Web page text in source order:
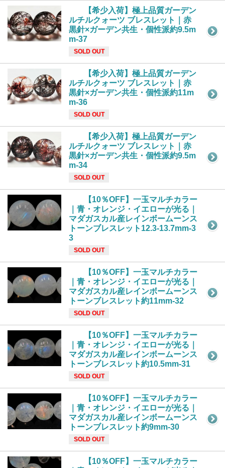
【希少入荷】極上品質ガーデン
ルチルクォーツ ブレスレット｜赤
黒針×ガーデン共生・個性派約9.5m
m-37
SOLD OUT
【希少入荷】極上品質ガーデン
ルチルクォーツ ブレスレット｜赤
黒針×ガーデン共生・個性派約11m
m-36
SOLD OUT
【希少入荷】極上品質ガーデン
ルチルクォーツ ブレスレット｜赤
黒針×ガーデン共生・個性派約9.5m
m-34
SOLD OUT
【10％OFF】一玉マルチカラー
｜青・オレンジ・イエローが光る｜
マダガスカル産レインボームーンス
トーンブレスレット12.3-13.7mm-3
3
SOLD OUT
【10％OFF】一玉マルチカラー
｜青・オレンジ・イエローが光る｜
マダガスカル産レインボームーンス
トーンブレスレット約11mm-32
SOLD OUT
【10％OFF】一玉マルチカラー
｜青・オレンジ・イエローが光る｜
マダガスカル産レインボームーンス
トーンブレスレット約10.5mm-31
SOLD OUT
【10％OFF】一玉マルチカラー
｜青・オレンジ・イエローが光る｜
マダガスカル産レインボームーンス
トーンブレスレット約9mm-30
SOLD OUT
【10％OFF】一玉マルチカラー